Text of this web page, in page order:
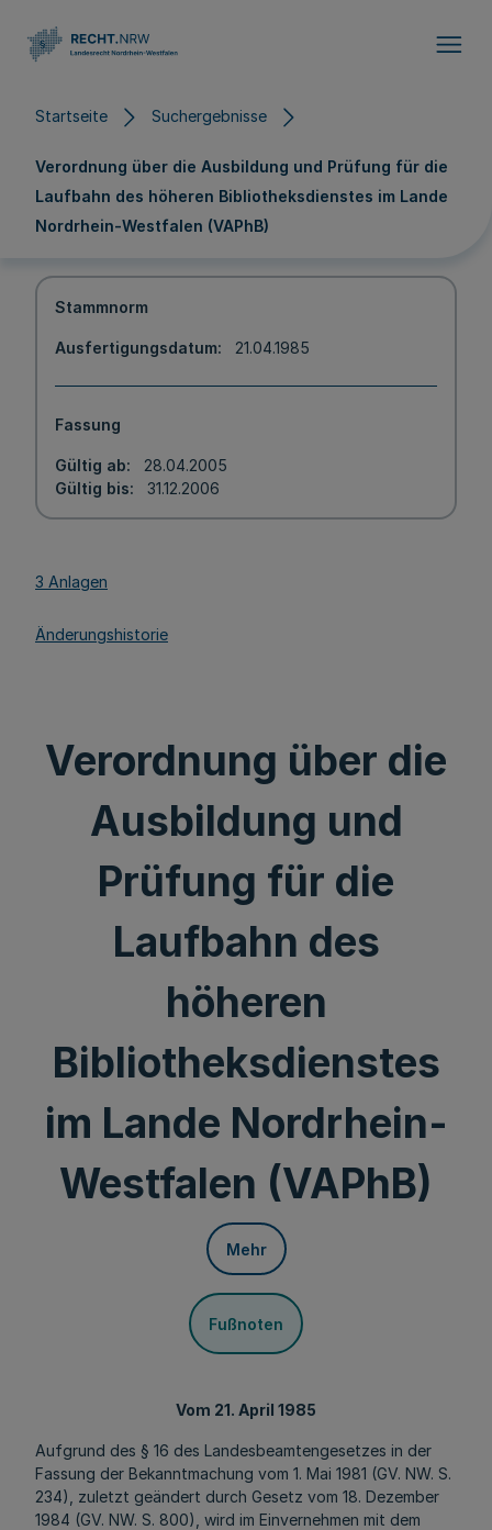
Startseite Suchergebnisse
Verordnung über die Ausbildung und Prüfung für die
Laufbahn des höheren Bibliotheksdienstes im Lande
Nordrhein-Westfalen (VAPhB)
Stammnorm
Ausfertigungsdatum 21.04.1985
Fassung
Gültig ab
28.04.2005
Gültig bis
31.12.2006
3 Anlagen
Änderungshistorie
Verordnung über die
Ausbildung und
Prüfung für die
Laufbahn des
höheren
Bibliotheksdienstes
im Lande Nordrhein-
Westfalen (VAPhB)
Mehr
Fußnoten
Vom 21. April 1985
Aufgrund des § 16 des Landesbeamtengesetzes in der
Fassung der Bekanntmachung vom 1. Mai 1981 (GV. NW. S.
234), zuletzt geändert durch Gesetz vom 18. Dezember
1984 (GV. NW. S. 800), wird im Einvernehmen mit dem